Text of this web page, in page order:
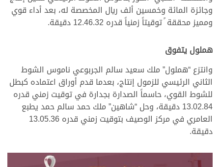
وجائزة المائة وخمسين ألف ريال المخصصة له، بعد أداء قوي
ومميز محققة ً توقيتاً زمنياً قدره 12.46.32 دقيقة.
هملول يتفوق
وانتزع “هملول” ملك سعيد سالم الجربوعي ناموس الشوط
الثاني الرئيسي للزمول إنتاج، بعدما قدم أوراق اعتماده كبطل
للشوط القوي، حاسماً الصدارة بجدارة في توقيت زمني قدره
13.02.84 دقيقة، وحل “شاهين” ملك حمد سالم حمد يطبع
العامري في مركز الوصيف بتوقيت زمني قدره 13.05.36
دقيقة.